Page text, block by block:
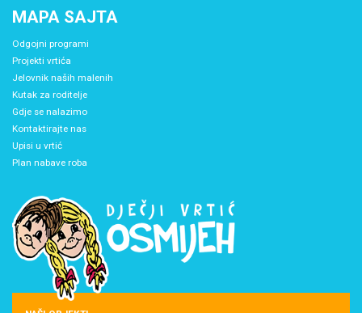
MAPA SAJTA
Odgojni programi
Projekti vrtića
Jelovnik naših malenih
Kutak za roditelje
Gdje se nalazimo
Kontaktirajte nas
Upisi u vrtić
Plan nabave roba